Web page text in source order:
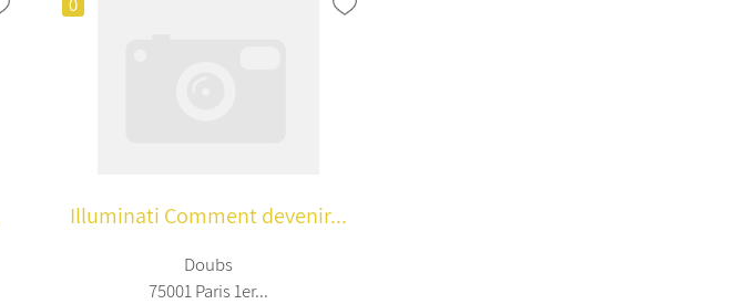
Illuminati Comment devenir...
Doubs
75001 Paris 1er...